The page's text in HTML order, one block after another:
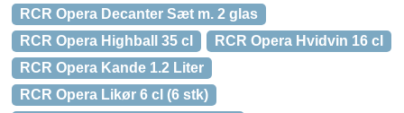
RCR Opera Decanter Sæt m. 2 glas
RCR Opera Highball 35 cl
RCR Opera Hvidvin 16 cl
RCR Opera Kande 1.2 Liter
RCR Opera Likør 6 cl (6 stk)